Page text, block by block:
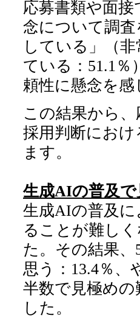
応募書類や面
念について調
している」（
ている：51.1％
頼性に懸念を
この結果から
採用判断にお
ます。
生成AIの普及
生成AIの普及
ることが難し
た。その結果
思う：13.4％、
半数で見極め
した。